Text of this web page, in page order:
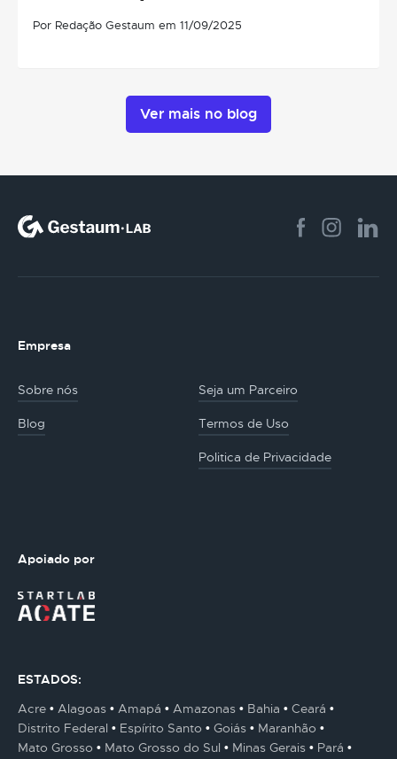
Por Redação Gestaum em 11/09/2025
Ver mais no blog
Empresa
Sobre nós Seja um Parceiro
Blog Termos de Uso
Politica de Privacidade
Apoiado por
ESTADOS:
Acre
Alagoas Amapá Amazonas Bahia
Ceará
Distrito Federal
Espírito Santo Goiás
Maranhão
Mato Grosso
Mato Grosso do Sul Minas Gerais
Pará